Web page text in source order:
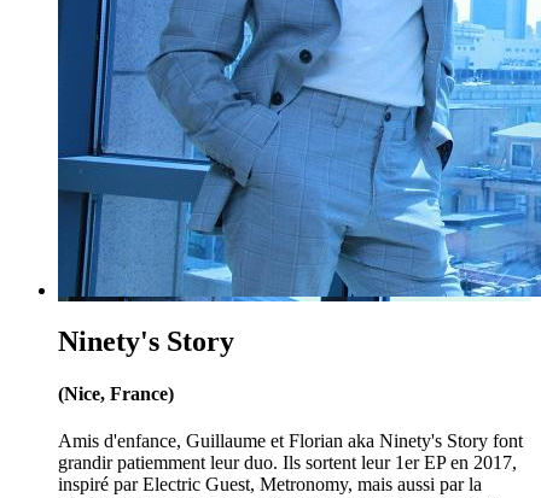
Ninety's Story
(Nice, France)
Amis d'enfance, Guillaume et Florian aka Ninety's Story font
grandir patiemment leur duo. Ils sortent leur 1er EP en 2017,
inspiré par Electric Guest, Metronomy, mais aussi par la